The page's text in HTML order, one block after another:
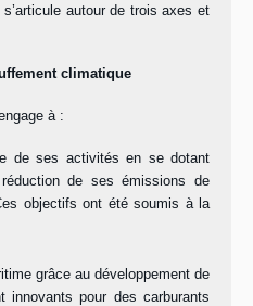
autour de trois axes et
climatique
à :
de ses activités en se dotant
de ses émissions de
objectifs ont été soumis à la
grâce au développement de
innovants pour des carburants